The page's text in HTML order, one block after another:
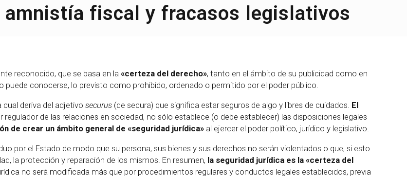
amnistía fiscal y fracasos legislativos
reconocido, que se basa en la«certeza del derecho», tanto en el ámbito de su publicidad como en
puede conocerse, lo previsto como prohibido, ordenado o permitido por el poder público.
cual deriva del adjetivo securus (de secura) que significa estar seguros de algo y libres de cuidados. El
de las relaciones en sociedad, no sólo establece (o debe establecer) las disposiciones legales
de crear un ámbito general de «seguridad jurídica» al ejercer el poder político, jurídico y legislativo.
por el Estado de modo que su persona, sus bienes y sus derechos no serán violentados o que, si esto
la protección y reparación de los mismos. En resumen, la seguridad jurídica es la «certeza del
no será modificada más que por procedimientos regulares y conductos legales establecidos, previa